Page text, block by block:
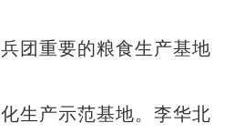
团重要的粮食生产基地
生产示范基地。李华北